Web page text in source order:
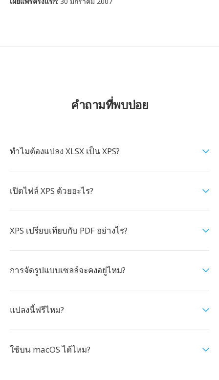
คำถามที่พบบ่อย
ทำไมต้องแปลง XLSX เป็น XPS?
เปิดไฟล์ XPS ด้วยอะไร?
XPS เปรียบเทียบกับ PDF อย่างไร?
การจัดรูปแบบเซลล์จะคงอยู่ไหม?
แปลงนี้ฟรีไหม?
ใช้บน macOS ได้ไหม?